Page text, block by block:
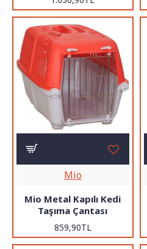
Mio
Mio Metal Kapılı Kedi
Taşıma Çantası
859,90TL